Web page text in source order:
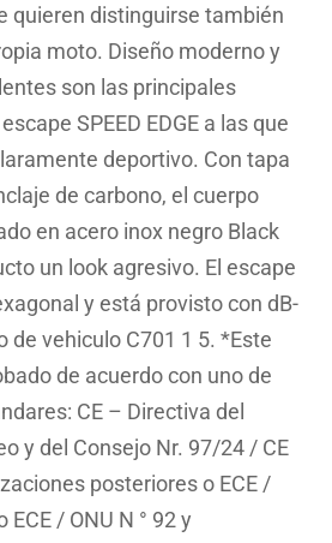
quieren distinguirse también
moto. Diseño moderno y
son las principales
SPEED EDGE a las que
deportivo. Con tapa
de carbono, el cuerpo
en acero inox negro Black
un look agresivo. El escape
y está provisto con dB-
de vehiculo C701 1 5. *Este
de acuerdo con uno de
CE – Directiva del
y del Consejo Nr. 97/24 / CE
posteriores o ECE /
/ ONU N ° 92 y